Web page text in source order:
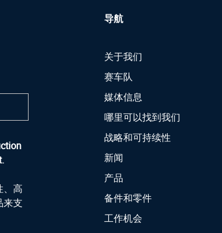
、高
来支
导航
关于我们
赛车队
媒体信息
哪里可以找到我们
战略和可持续性
新闻
产品
备件和零件
工作机会